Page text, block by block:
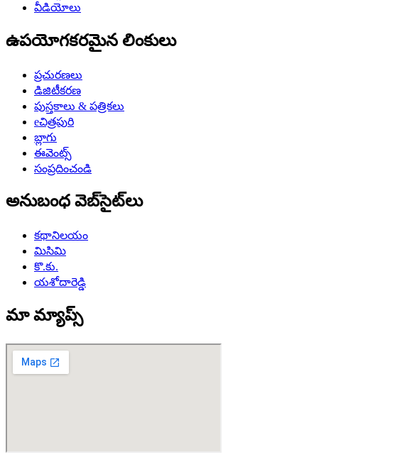
వీడియోలు
ఉపయోగకరమైన లింకులు
ప్రచురణలు
డిజిటీకరణ
పుస్తకాలు & పత్రికలు
eచిత్రపురి
బ్లాగు
ఈవెంట్స్
సంప్రదించండి
అనుబంధ వెబ్‌సైట్‌లు
కథానిలయం
మిసిమి
కొ.కు.
యశోదారెడ్డి
మా మ్యాప్స్